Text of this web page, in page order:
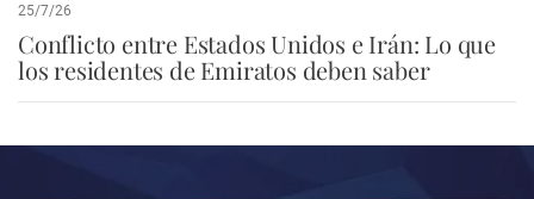
25/7/26
Conflicto entre Estados Unidos e Irán: Lo que
los residentes de Emiratos deben saber